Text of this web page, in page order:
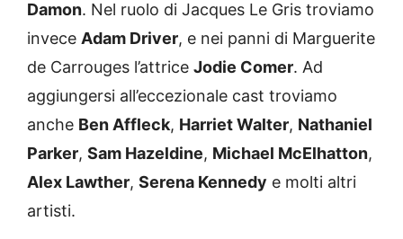
Damon. Nel ruolo di Jacques Le Gris troviamo
invece Adam Driver, e nei panni di Marguerite
de Carrouges l’attrice Jodie Comer. Ad
aggiungersi all’eccezionale cast troviamo
anche Ben Affleck, Harriet Walter, Nathaniel
Parker, Sam Hazeldine, Michael McElhatton,
Alex Lawther, Serena Kennedy e molti altri
artisti.